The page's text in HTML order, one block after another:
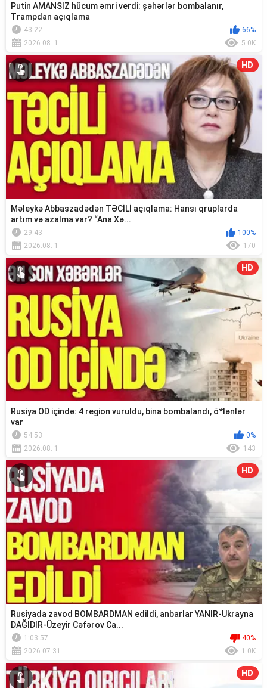
Putin AMANSIZ hücum əmri verdi: şəhərlər bombalanır,
Trampdan açıqlama
43:22
66%
2026.08. 1
5.0K
HD
Məleykə Abbaszadədən TƏCİLİ açıqlama: Hansı qruplarda
artım və azalma var? “Ana Xə...
29:43
100%
2026.08. 1
170
HD
Rusiya OD içində: 4 region vuruldu, bina bombalandı, ö*lənlər
var
54:53
0%
2026.08. 1
143
HD
Rusiyada zavod BOMBARDMAN edildi, anbarlar YANIR-Ukrayna
DAĞIDIR-Üzeyir Cəfərov Ca...
1:03:57
40%
2026.07.31
1.0K
HD